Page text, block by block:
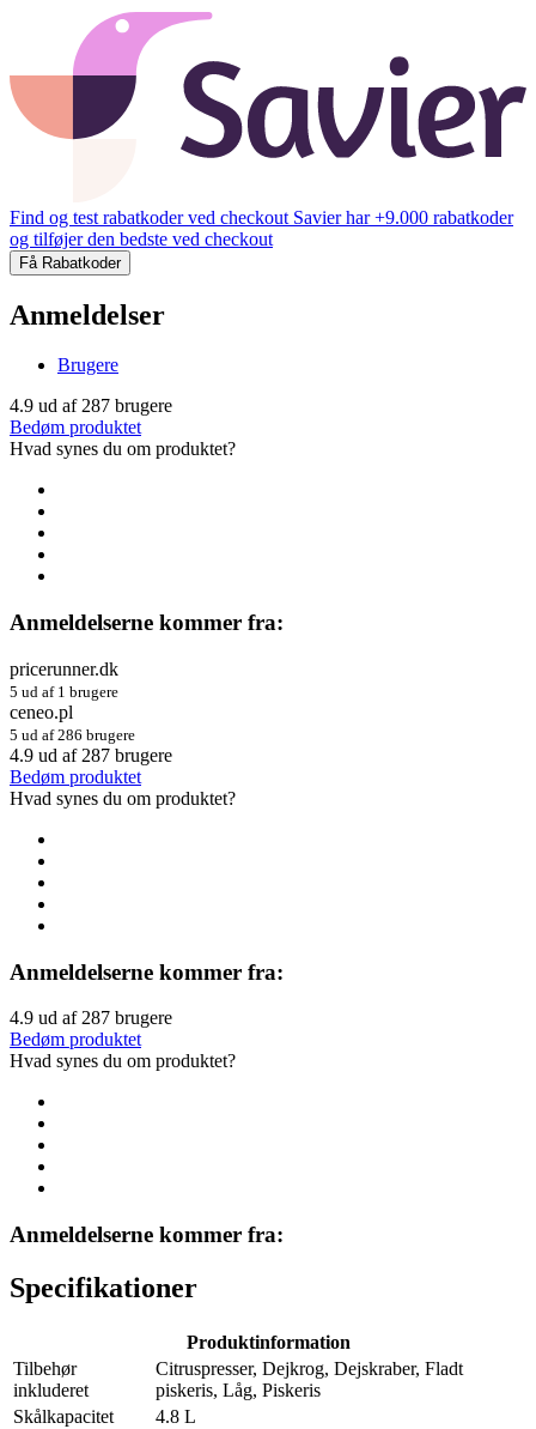
Find og test rabatkoder ved checkout Savier har +9.000 rabatkoder
og tilføjer den bedste ved checkout
Få Rabatkoder
Anmeldelser
Brugere
4.9 ud af287 brugere
Bedøm produktet
Hvad synes du om produktet?
Anmeldelserne kommer fra:
pricerunner.dk
5 ud af 1 brugere
ceneo.pl
5 ud af 286 brugere
4.9 ud af 287 brugere
Bedøm produktet
Hvad synes du om produktet?
Anmeldelserne kommer fra:
4.9 ud af 287 brugere
Bedøm produktet
Hvad synes du om produktet?
Anmeldelserne kommer fra:
Specifikationer
Produktinformation
Tilbehør
inkluderet
Citruspresser, Dejkrog, Dejskraber, Fladt
piskeris, Låg, Piskeris
Skålkapacitet
4.8 L